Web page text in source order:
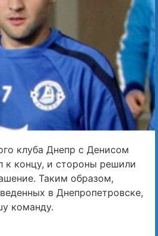
клуба Днепр с Денисом
к концу, и стороны решили
Таким образом,
в Днепропетровске,
команду.